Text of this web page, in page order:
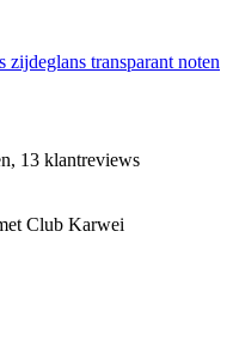
transparant noten
13 klantreviews
Club Karwei